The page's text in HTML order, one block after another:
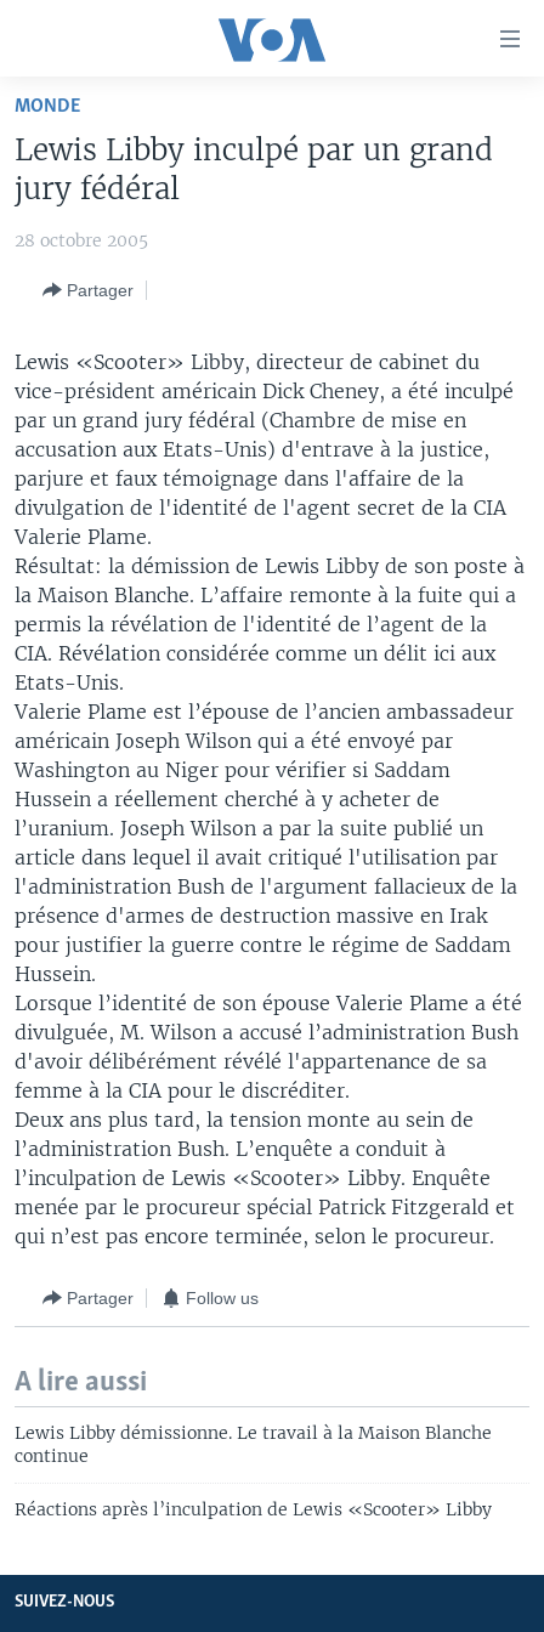
Retour
la
navigation
Retour
recherche
AFRIQUE
SPORT
WASHINGTON FORUM
FOCUS SAHEL
REPORTAGES
VOUS + NOUS
CARNET DE SANTÉ
À VOTRE AVIS
LE MONDE AU FÉMININ
L'AMÉRIQUE ET VOUS
DIALOGUE DES RELIGIONS
RM SHOW
BAMBARA
LINGALA
SANGO
SUIVEZ-NOUS
Langues
MONDE
Lewis Libby inculpé par un grand
jury fédéral
28 octobre 2005
Partager
Lewis «Scooter» Libby, directeur de cabinet du
vice-président américain Dick Cheney, a été inculpé
par un grand jury fédéral (Chambre de mise en
accusation aux Etats-Unis) d'entrave à la justice,
parjure et faux témoignage dans l'affaire de la
divulgation de l'identité de l'agent secret de la CIA
Valerie Plame.
Résultat: la démission de Lewis Libby de son poste à
la Maison Blanche. L’affaire remonte à la fuite qui a
permis la révélation de l'identité de l’agent de la
CIA. Révélation considérée comme un délit ici aux
Etats-Unis.
Valerie Plame est l’épouse de l’ancien ambassadeur
américain Joseph Wilson qui a été envoyé par
Washington au Niger pour vérifier si Saddam
Hussein a réellement cherché à y acheter de
l’uranium. Joseph Wilson a par la suite publié un
article dans lequel il avait critiqué l'utilisation par
l'administration Bush de l'argument fallacieux de la
présence d'armes de destruction massive en Irak
pour justifier la guerre contre le régime de Saddam
Hussein.
Lorsque l’identité de son épouse Valerie Plame a été
divulguée, M. Wilson a accusé l’administration Bush
d'avoir délibérément révélé l'appartenance de sa
femme à la CIA pour le discréditer.
Deux ans plus tard, la tension monte au sein de
l’administration Bush. L’enquête a conduit à
l’inculpation de Lewis «Scooter» Libby. Enquête
menée par le procureur spécial Patrick Fitzgerald et
qui n’est pas encore terminée, selon le procureur.
Partager Follow us
A lire aussi
Lewis Libby démissionne. Le travail à la Maison Blanche
continue
Réactions après l’inculpation de Lewis «Scooter» Libby
SUIVEZ-NOUS